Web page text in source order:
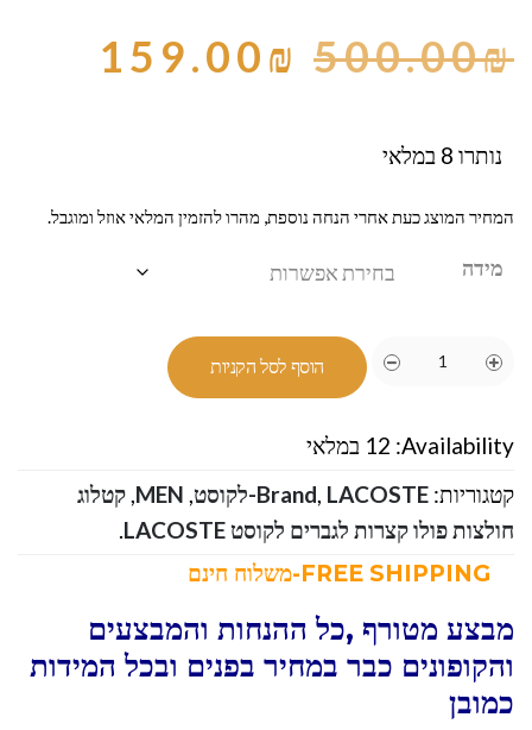
500.00₪
159.00₪
נותרו 8 במלאי
המחיר המוצג כעת אחרי הנחה נוספת, מהרו להזמין המלאי אוזל ומוגבל.
מידה
הוסף לסל הקניות
Availability: 12 במלאי
קטגוריות:
Brand LACOSTE-לקוסט MEN קטלוג
חולצות פולו קצרות לגברים לקוסט LACOSTE
מבצע מטורף ,כל ההנחות והמבצעים
והקופונים כבר במחיר בפנים ובכל המידות
כמובן